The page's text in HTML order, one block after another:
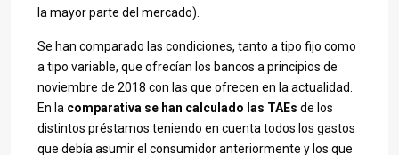
la mayor parte del mercado).
Se han comparado las condiciones, tanto a tipo fijo como
a tipo variable, que ofrecían los bancos a principios de
noviembre de 2018 con las que ofrecen en la actualidad.
En la comparativa se han calculado las TAEs de los
distintos préstamos teniendo en cuenta todos los gastos
que debía asumir el consumidor anteriormente y los que